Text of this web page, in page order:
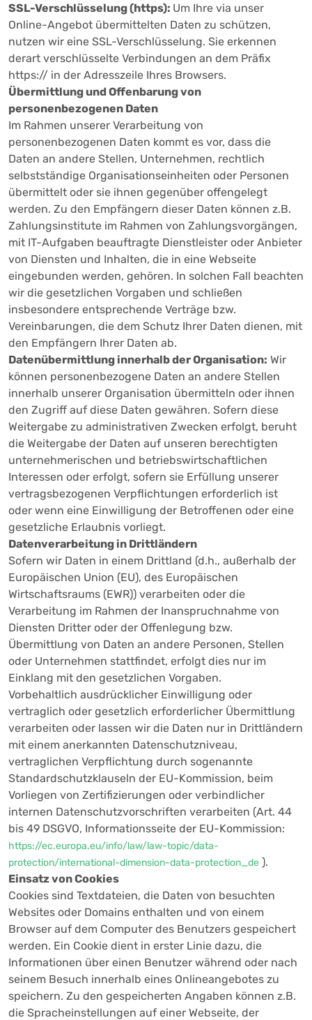
SSL-Verschlüsselung (https): Um Ihre via unser
Online-Angebot übermittelten Daten zu schützen,
nutzen wir eine SSL-Verschlüsselung. Sie erkennen
derart verschlüsselte Verbindungen an dem Präfix
https:// in der Adresszeile Ihres Browsers.
Übermittlung und Offenbarung von
personenbezogenen Daten
Im Rahmen unserer Verarbeitung von
personenbezogenen Daten kommt es vor, dass die
Daten an andere Stellen, Unternehmen, rechtlich
selbstständige Organisationseinheiten oder Personen
übermittelt oder sie ihnen gegenüber offengelegt
werden. Zu den Empfängern dieser Daten können z.B.
Zahlungsinstitute im Rahmen von Zahlungsvorgängen,
mit IT-Aufgaben beauftragte Dienstleister oder Anbieter
von Diensten und Inhalten, die in eine Webseite
eingebunden werden, gehören. In solchen Fall beachten
wir die gesetzlichen Vorgaben und schließen
insbesondere entsprechende Verträge bzw.
Vereinbarungen, die dem Schutz Ihrer Daten dienen, mit
den Empfängern Ihrer Daten ab.
Datenübermittlung innerhalb der Organisation: Wir
können personenbezogene Daten an andere Stellen
innerhalb unserer Organisation übermitteln oder ihnen
den Zugriff auf diese Daten gewähren. Sofern diese
Weitergabe zu administrativen Zwecken erfolgt, beruht
die Weitergabe der Daten auf unseren berechtigten
unternehmerischen und betriebswirtschaftlichen
Interessen oder erfolgt, sofern sie Erfüllung unserer
vertragsbezogenen Verpflichtungen erforderlich ist
oder wenn eine Einwilligung der Betroffenen oder eine
gesetzliche Erlaubnis vorliegt.
Datenverarbeitung in Drittländern
Sofern wir Daten in einem Drittland (d.h., außerhalb der
Europäischen Union (EU), des Europäischen
Wirtschaftsraums (EWR)) verarbeiten oder die
Verarbeitung im Rahmen der Inanspruchnahme von
Diensten Dritter oder der Offenlegung bzw.
Übermittlung von Daten an andere Personen, Stellen
oder Unternehmen stattfindet, erfolgt dies nur im
Einklang mit den gesetzlichen Vorgaben.
Vorbehaltlich ausdrücklicher Einwilligung oder
vertraglich oder gesetzlich erforderlicher Übermittlung
verarbeiten oder lassen wir die Daten nur in Drittländern
mit einem anerkannten Datenschutzniveau,
vertraglichen Verpflichtung durch sogenannte
Standardschutzklauseln der EU-Kommission, beim
Vorliegen von Zertifizierungen oder verbindlicher
internen Datenschutzvorschriften verarbeiten (Art. 44
bis 49 DSGVO, Informationsseite der EU-Kommission:
https://ec.europa.eu/info/law/law-topic/data-
protection/international-dimension-data-protection_de ).
Einsatz von Cookies
Cookies sind Textdateien, die Daten von besuchten
Websites oder Domains enthalten und von einem
Browser auf dem Computer des Benutzers gespeichert
werden. Ein Cookie dient in erster Linie dazu, die
Informationen über einen Benutzer während oder nach
seinem Besuch innerhalb eines Onlineangebotes zu
speichern. Zu den gespeicherten Angaben können z.B.
die Spracheinstellungen auf einer Webseite, der